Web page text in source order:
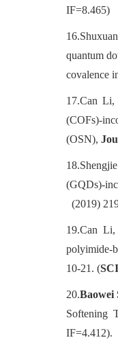
IF=8.465)
16.
quantum
covalence
17.Can Li,
(COFs)-
(OSN),
18.
(GQDs)-
(2019)
19.Can
polyimide-
10-21. (SCI
20.Baowei
Softening
IF=4.412).